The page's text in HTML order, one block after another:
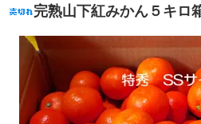
完熟山下紅みかん５キロ